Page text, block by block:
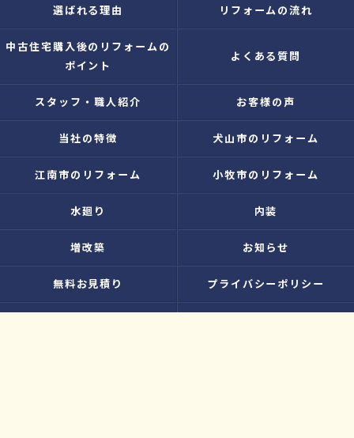
選ばれる理由 リフォームの流れ
中古住宅購入後のリフォームの
ポイント
よくある質問
スタッフ・職人紹介 お客様の声
当社の特徴 犬山市のリフォーム
江南市のリフォーム 小牧市のリフォーム
水廻り 内装
増改築 お知らせ
無料お見積り プライバシーポリシー